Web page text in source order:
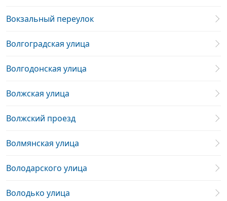
Вокзальный переулок
Волгоградская улица
Волгодонская улица
Волжская улица
Волжский проезд
Волмянская улица
Володарского улица
Володько улица